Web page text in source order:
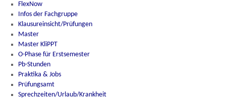
FlexNow
Infos der Fachgruppe
Klausureinsicht/Prüfungen
Master
Master KliPPT
O-Phase für Erstsemester
Pb-Stunden
Praktika & Jobs
Prüfungsamt
Sprechzeiten/Urlaub/Krankheit